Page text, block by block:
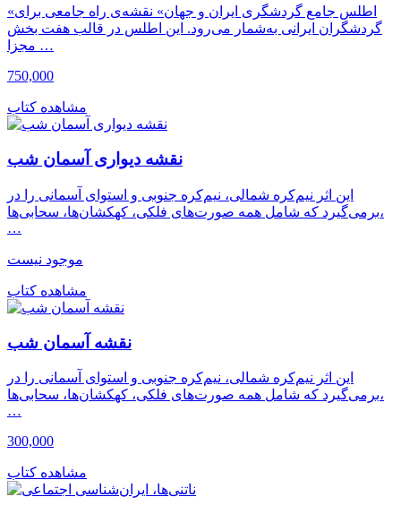
«اطلس جامع گردشگری ایران و جهان» نقشه‌ی راه جامعی برای
گردشگران ایرانی به‌شمار می‌رود. این اطلس در قالب هفت بخش
مجزا …
750,000
مشاهده کتاب
نقشه دیواری آسمان شب
این اثر نیم‌کره شمالی، نیم‌کره جنوبی و استوای آسمانی را در
برمی‌گیرد که شامل همه صورت‌های فلکی، کهکشان‌ها، سحابی‌ها،
…
موجود نیست
مشاهده کتاب
نقشه آسمان شب
این اثر نیم‌کره شمالی، نیم‌کره جنوبی و استوای آسمانی را در
برمی‌گیرد که شامل همه صورت‌های فلکی، کهکشان‌ها، سحابی‌ها،
…
300,000
مشاهده کتاب